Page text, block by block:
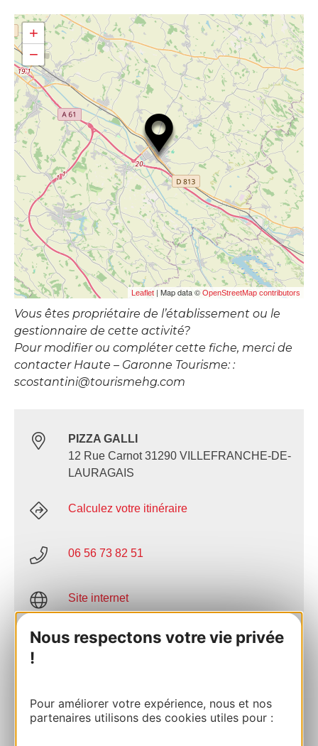
Nous respectons votre vie privée
!
Pour améliorer votre expérience, nous et nos
partenaires utilisons des cookies utiles pour :
+
−
Leaflet | Map data © OpenStreetMap contributors
Vous êtes propriétaire de l’établissement ou le
gestionnaire de cette activité?
Pour modifier ou compléter cette fiche, merci de
contacter Haute – Garonne Tourisme: :
scostantini@tourismehg.com
PIZZA GALLI
12 Rue Carnot 31290 VILLEFRANCHE-DE-
LAURAGAIS
Calculez votre itinéraire
06 56 73 82 51
Site internet
Facebook